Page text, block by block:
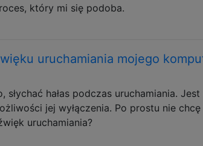
który mi się podoba.
uruchamiania mojego
hałas podczas uruchamiania. Jest
jej wyłączenia. Po prostu nie
uruchamiania?